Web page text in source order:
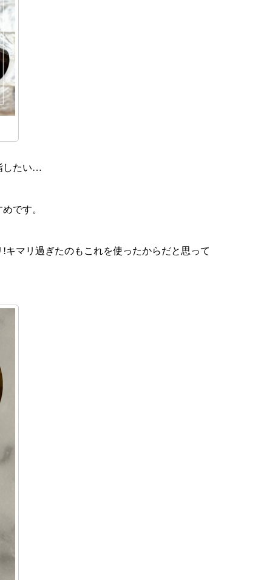
したい…
です。
マリ過ぎたのもこれを使ったからだと思って